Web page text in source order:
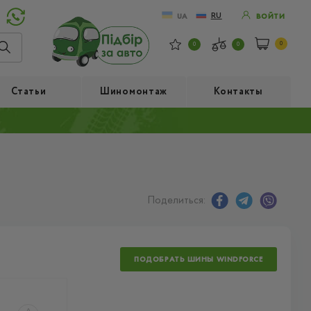
UA RU ВОЙТИ
0 0 0
Статьи Шиномонтаж Контакты
Поделиться:
ПОДОБРАТЬ ШИНЫ WINDFORCE